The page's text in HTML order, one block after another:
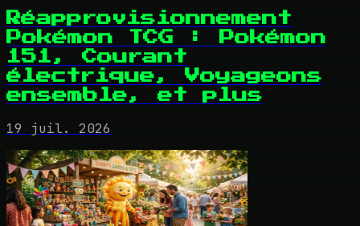
Réapprovisionnement
Pokémon TCG : Pokémon
151, Courant
électrique, Voyageons
ensemble, et plus
19 juil. 2026